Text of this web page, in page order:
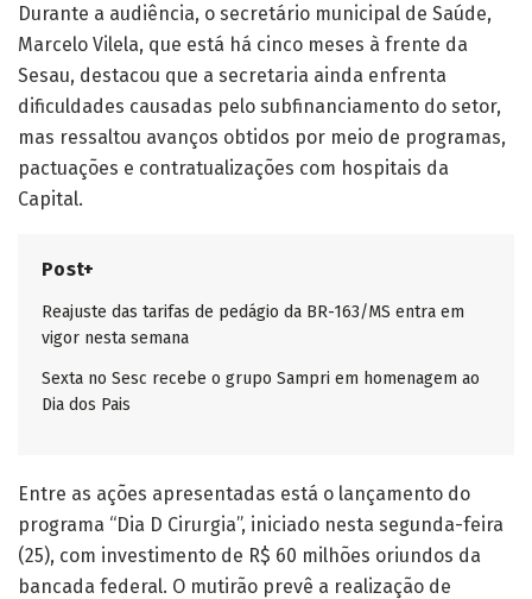
Durante a audiência, o secretário municipal de Saúde,
Marcelo Vilela, que está há cinco meses à frente da
Sesau, destacou que a secretaria ainda enfrenta
dificuldades causadas pelo subfinanciamento do setor,
mas ressaltou avanços obtidos por meio de programas,
pactuações e contratualizações com hospitais da
Capital.
Post+
Reajuste das tarifas de pedágio da BR-163/MS entra em
vigor nesta semana
Sexta no Sesc recebe o grupo Sampri em homenagem ao
Dia dos Pais
Entre as ações apresentadas está o lançamento do
programa “Dia D Cirurgia”, iniciado nesta segunda-feira
(25), com investimento de R$ 60 milhões oriundos da
bancada federal. O mutirão prevê a realização de